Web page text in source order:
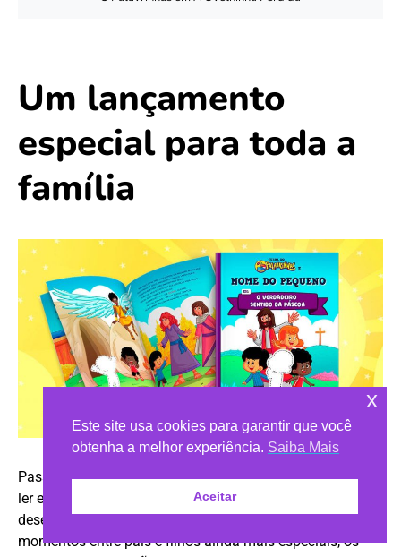
Um lançamento
especial para toda a
família
Passar tempo juntos, brincar, aprender, cantar, dançar e
ler em família são hábitos muito importantes para o
desenvolvimento das crianças. Para tornar esses
momentos entre pais e filhos ainda mais especiais, os
Este site usa cookies para garantir que você
obtenha a melhor experiência. Saiba Mais
Aceitar
x